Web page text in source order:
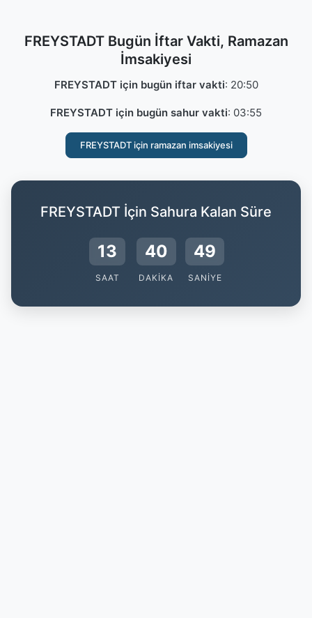
FREYSTADT Bugün İftar Vakti, Ramazan
İmsakiyesi
FREYSTADT için bugün iftar vakti: 20:50
FREYSTADT için bugün sahur vakti: 03:55
FREYSTADT için ramazan imsakiyesi
FREYSTADT İçin Sahura Kalan Süre
13
SAAT
40
DAKIKA
48
SANIYE